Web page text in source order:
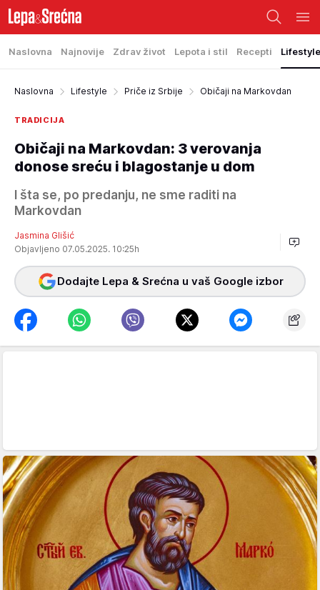
Naslovna Najnovije Zdrav život Lepota i stil Recepti Lifestyle
Naslovna Lifestyle Priče iz Srbije Običaji na Markovdan
TRADICIJA
Običaji na Markovdan: 3 verovanja
donose sreću i blagostanje u dom
I šta se, po predanju, ne sme raditi na
Markovdan
Jasmina Glišić
Objavljeno 07.05.2025. 10:25h
Dodajte Lepa & Srećna u vaš Google izbor